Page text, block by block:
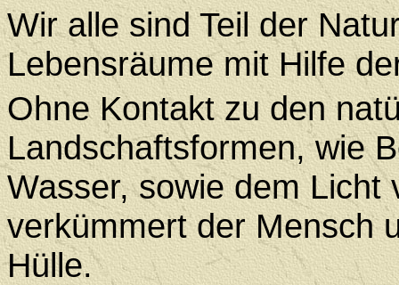
Wir alle sind Teil der
Lebensräume mit Hilfe
Ohne Kontakt zu den
Landschaftsformen, wie
Wasser, sowie dem Licht
verkümmert der Mensch
Hülle.